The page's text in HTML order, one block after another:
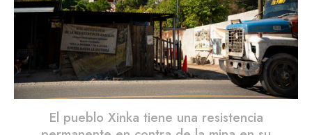
El pueblo Xinka tiene una resistencia